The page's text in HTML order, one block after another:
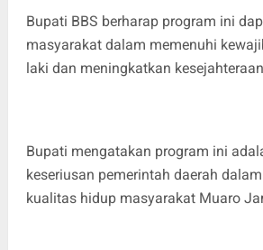
Bupati BBS berharap program ini
masyarakat dalam memenuhi
laki dan meningkatkan
Bupati mengatakan program ini
keseriusan pemerintah daerah
kualitas hidup masyarakat Muaro